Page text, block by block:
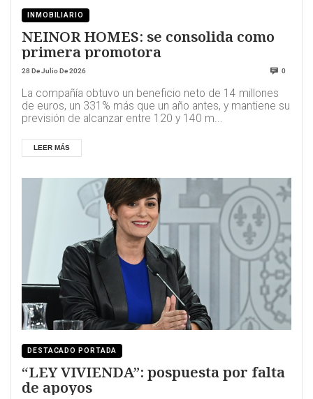
INMOBILIARIO
NEINOR HOMES: se consolida como
primera promotora
28 De Julio De 2026 0
La compañía obtuvo un beneficio neto de 14 millones
de euros, un 331% más que un año antes, y mantiene su
previsión de alcanzar entre 120 y 140 m...
LEER MÁS
DESTACADO PORTADA
“LEY VIVIENDA”: pospuesta por falta
de apoyos